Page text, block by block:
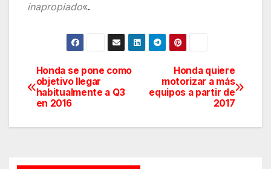
inapropiado«.
Navegación
de
entradas
Honda quiere
motorizar a más
equipos a partir de
2017
Honda se pone como
objetivo llegar
habitualmente a Q3
en 2016